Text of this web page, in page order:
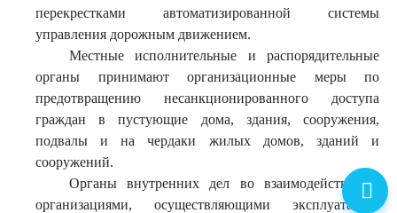
перекрестками автоматизированной системы
управления дорожным движением.
Местные исполнительные и распорядительные
органы принимают организационные меры по
предотвращению несанкционированного доступа
граждан в пустующие дома, здания, сооружения,
подвалы и на чердаки жилых домов, зданий и
сооружений.
Органы внутренних дел во взаимодействии с
организациями, осуществляющими эксплуатацию